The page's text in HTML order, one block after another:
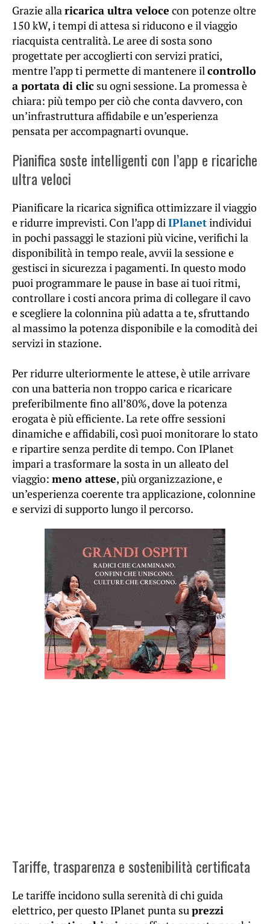
Grazie allaricarica ultra veloce con potenze oltre
150 kW, i tempi di attesa si riducono e il viaggio
riacquista centralità. Le aree di sosta sono
progettate per accoglierti con servizi pratici,
mentre l’app ti permette di mantenere ilcontrollo
a portata di clic su ogni sessione. La promessa è
chiara: più tempo per ciò che conta davvero, con
un’infrastruttura affidabile e un’esperienza
pensata per accompagnarti ovunque.
Pianifica soste intelligenti con l’app e ricariche
ultra veloci
Pianificare la ricarica significa ottimizzare il viaggio
e ridurre imprevisti. Con l’app diIPlanetindividui
in pochi passaggi le stazioni più vicine, verifichi la
disponibilità in tempo reale, avvii la sessione e
gestisci in sicurezza i pagamenti. In questo modo
puoi programmare le pause in base ai tuoi ritmi,
controllare i costi ancora prima di collegare il cavo
e scegliere la colonnina più adatta a te, sfruttando
al massimo la potenza disponibile e la comodità dei
servizi in stazione.
Per ridurre ulteriormente le attese, è utile arrivare
con una batteria non troppo carica e ricaricare
preferibilmente fino all’80%, dove la potenza
erogata è più efficiente. La rete offre sessioni
dinamiche e affidabili, così puoi monitorare lo stato
e ripartire senza perdite di tempo. Con IPlanet
impari a trasformare la sosta in un alleato del
viaggio: meno attese, più organizzazione, e
un’esperienza coerente tra applicazione, colonnine
e servizi di supporto lungo il percorso.
Tariffe, trasparenza e sostenibilità certificata
Le tariffe incidono sulla serenità di chi guida
elettrico, per questo IPlanet punta suprezzi